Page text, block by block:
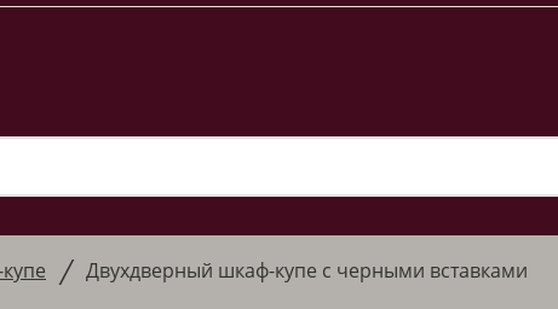
/ Двухдверный шкаф-купе с черными вставками